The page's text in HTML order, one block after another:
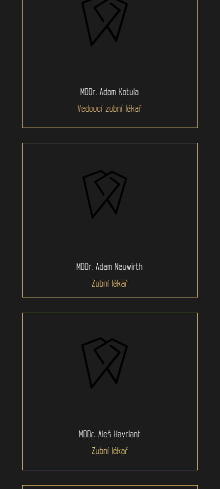
MDDr. Adam Kotula
Vedoucí zubní lékař
MDDr. Adam Neuwirth
Zubní lékař
MDDr. Aleš Havrlant
Zubní lékař